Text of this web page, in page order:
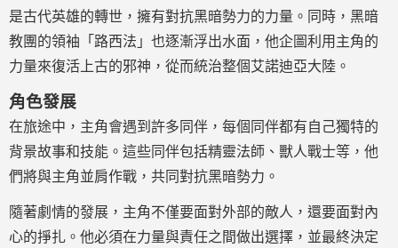
是古代英雄的轉世，擁有對抗黑暗勢力的力量。同時，黑暗
教團的領袖「路西法」也逐漸浮出水面，他企圖利用主角的
力量來復活上古的邪神，從而統治整個艾諾迪亞大陸。
角色發展
在旅途中，主角會遇到許多同伴，每個同伴都有自己獨特的
背景故事和技能。這些同伴包括精靈法師、獸人戰士等，他
們將與主角並肩作戰，共同對抗黑暗勢力。
隨著劇情的發展，主角不僅要面對外部的敵人，還要面對內
心的掙扎。他必須在力量與責任之間做出選擇，並最終決定